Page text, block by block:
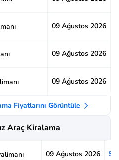
09 Ağustos 2026
09 Ağustos 2026
09 Ağustos 2026
Fiyatlarını Görüntüle
Araç Kiralama
09 Ağustos 2026